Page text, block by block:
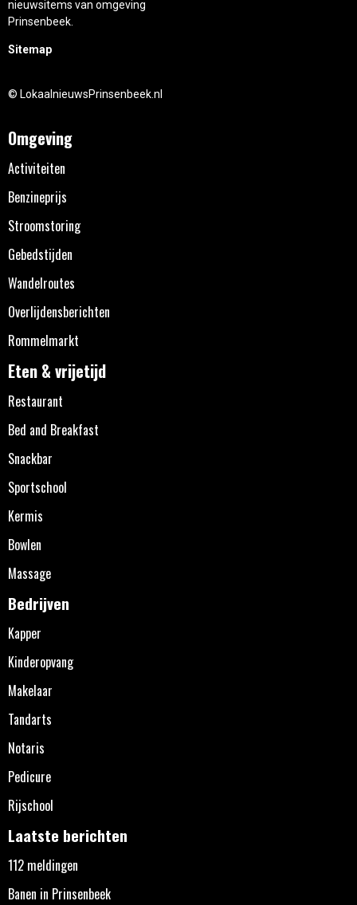
nieuwsitems van omgeving
Prinsenbeek.
Sitemap
© LokaalnieuwsPrinsenbeek.nl
Omgeving
Activiteiten
Benzineprijs
Stroomstoring
Gebedstijden
Wandelroutes
Overlijdensberichten
Rommelmarkt
Eten & vrijetijd
Restaurant
Bed and Breakfast
Snackbar
Sportschool
Kermis
Bowlen
Massage
Bedrijven
Kapper
Kinderopvang
Makelaar
Tandarts
Notaris
Pedicure
Rijschool
Laatste berichten
112 meldingen
Banen in Prinsenbeek